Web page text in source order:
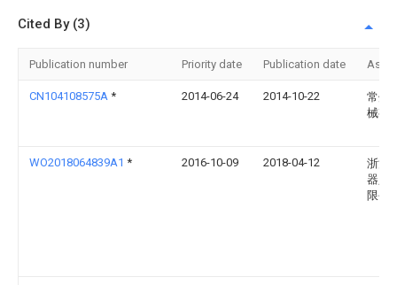
Cited By (3)
Publication number Priority date Publication date
CN104108575A * 2014-06-24 2014-10-22
常州
械有
WO2018064839A1 * 2016-10-09 2018-04-12
浙江
器人
限公